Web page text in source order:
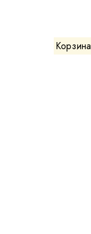
Корзина